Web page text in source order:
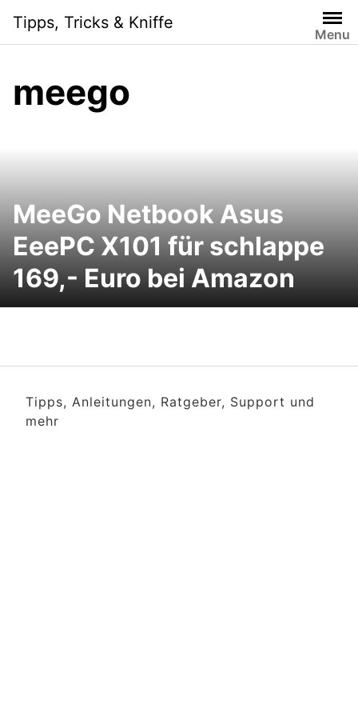
content
Tipps, Tricks & Kniffe
Menu
meego
MeeGo Netbook Asus
EeePC X101 für schlappe
169,- Euro bei Amazon
Tipps, Anleitungen, Ratgeber, Support und
mehr